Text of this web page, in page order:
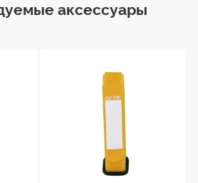
аксессуары